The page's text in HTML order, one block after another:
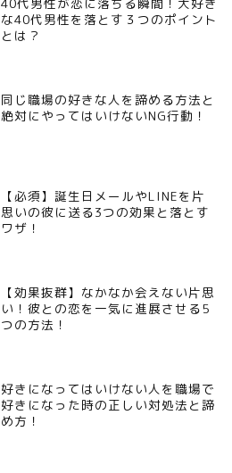
な40代男性を落とす３つのポイント
とは？
同じ職場の好きな人を諦める方法と
絶対にやってはいけないNG行動！
【必須】誕生日メールやLINEを片
思いの彼に送る3つの効果と落とす
ワザ！
【効果抜群】なかなか会えない片思
い！彼との恋を一気に進展させる5
つの方法！
好きになってはいけない人を職場で
好きになった時の正しい対処法と諦
め方！